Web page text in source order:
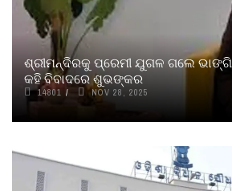
ଶ୍ରୀମନ୍ଦିରକୁ ପ୍ରେମୀ ଯୁଗଳ ଗଲେ
କହି ବିବାଦରେ ଶୁଭଙ୍କର
14801 NOV 28, 2025